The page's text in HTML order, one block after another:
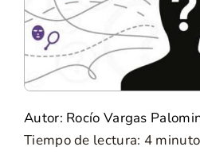
Autor: Rocío Vargas
Tiempo de lectura: 4